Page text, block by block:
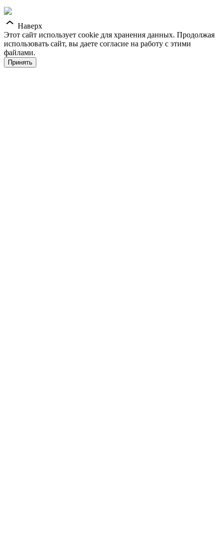
Наверх
Этот сайт использует cookie для хранения данных. Продолжая
использовать сайт, вы даете согласие на работу с этими
файлами.
Принять